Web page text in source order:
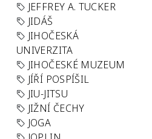
JEFFREY A. TUCKER
JIDÁŠ
JIHOČESKÁ
UNIVERZITA
JIHOČESKÉ MUZEUM
JÍŘÍ POSPÍŠIL
JIU-JITSU
JIŽNÍ ČECHY
JOGA